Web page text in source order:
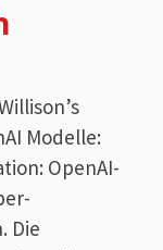
Modelle:
OpenAI-
Die